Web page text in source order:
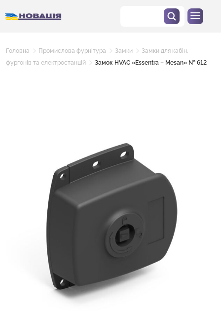
Головна Промислова фурнітура Замки
Замки для кабін,
фургонів та електростанцій
Замок HVAC «Essentra – Mesan» № 612